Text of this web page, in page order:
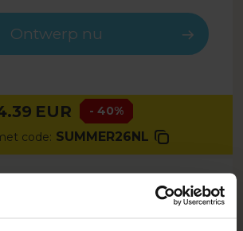
Ontwerp nu
EUR
- 40%
code: SUMMER26NL